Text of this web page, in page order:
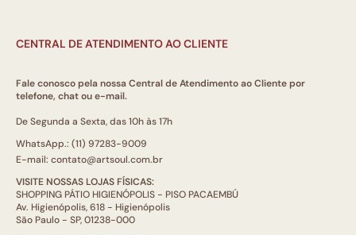
CENTRAL DE ATENDIMENTO AO CLIENTE
Fale conosco pela nossa Central de Atendimento ao Cliente por
telefone, chat ou e-mail.
De Segunda a Sexta, das 10h às 17h
WhatsApp.: (11) 97283-9009
E-mail: contato@artsoul.com.br
VISITE NOSSAS LOJAS FÍSICAS:
SHOPPING PÁTIO HIGIENÓPOLIS - PISO PACAEMBÚ
Av. Higienópolis, 618 - Higienópolis
São Paulo - SP, 01238-000